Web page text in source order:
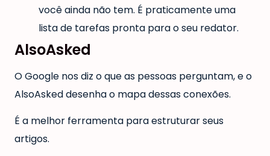
você ainda não tem. É praticamente uma
lista de tarefas pronta para o seu redator.
AlsoAsked
O Google nos diz o que as pessoas perguntam, e o
AlsoAsked desenha o mapa dessas conexões.
É a melhor ferramenta para estruturar seus
artigos.